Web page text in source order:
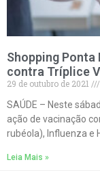
Shopping Ponta
contra Tríplice
29 de outubro de 2021
SAÚDE – Neste
ação de vacinação
rubéola), Influenza e
Leia Mais »